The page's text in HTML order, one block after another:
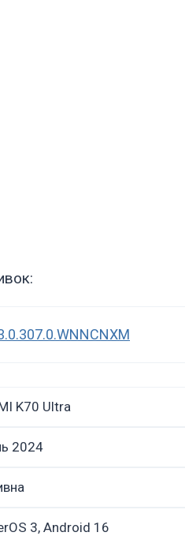
K70 Ultra
2024
3, Android 16